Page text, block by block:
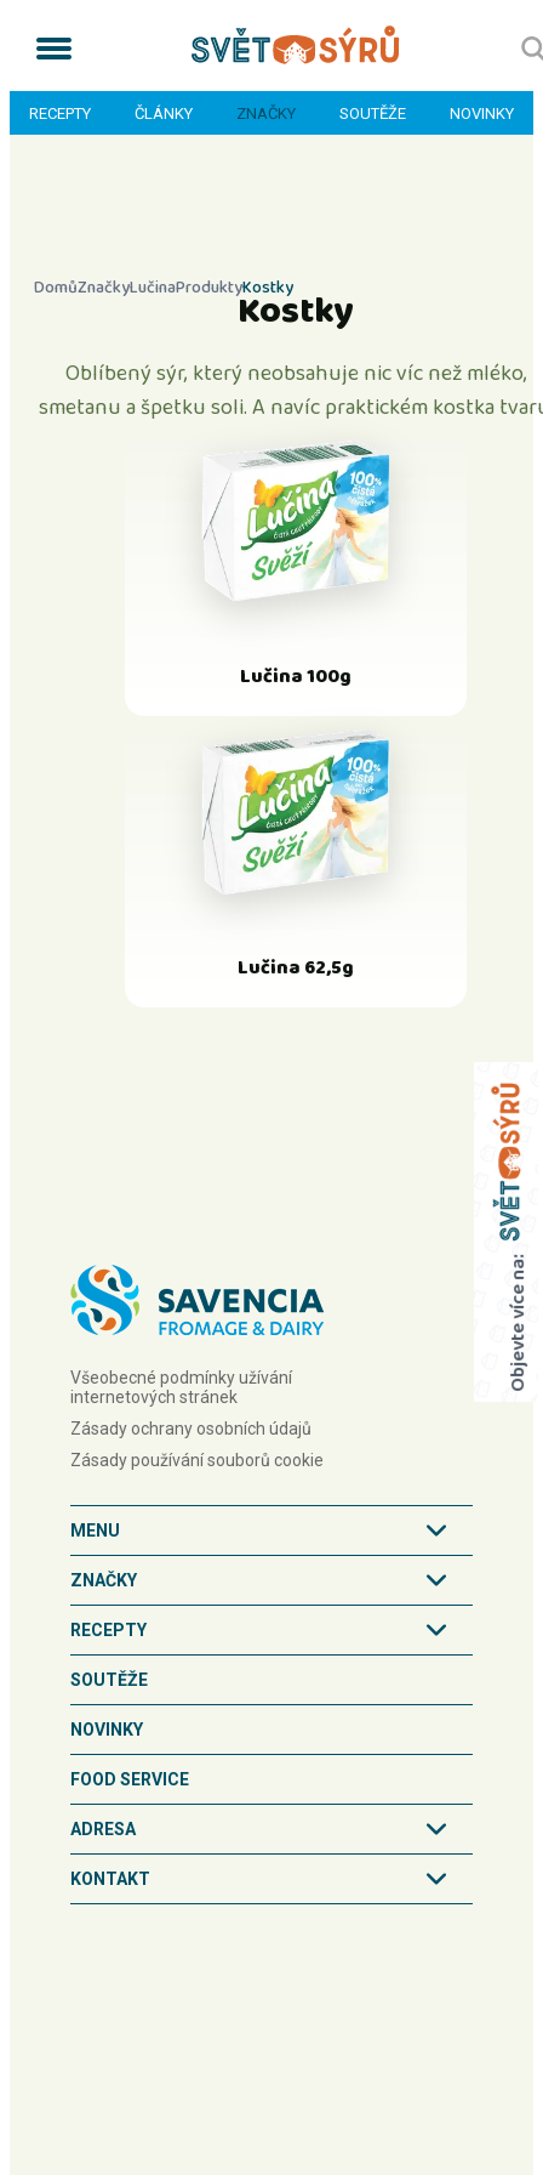
RECEPTY ČLÁNKY ZNAČKY SOUTĚŽE NOVINKY
Objevte více na:
DomůZnačkyLučinaProduktyKostky
Kostky
Oblíbený sýr, který neobsahuje nic víc než mléko,
smetanu a špetku soli. A navíc praktickém kostka
Lučina 100g
Lučina 62,5g
Všeobecné podmínky užívání
internetových stránek
Zásady ochrany osobních údajů
Zásady používání souborů cookie
MENU
ZNAČKY
RECEPTY
SOUTĚŽE
NOVINKY
FOOD SERVICE
ADRESA
KONTAKT